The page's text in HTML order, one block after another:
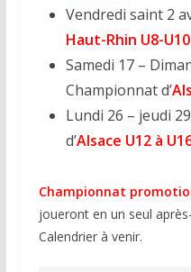
Vendredi saint 2
Haut-Rhin U8-U10
Samedi 17 –
Championnat d’
Lundi 26 – jeudi
d’Alsace U12 à
Championnat
joueront en un seul
Calendrier à venir.